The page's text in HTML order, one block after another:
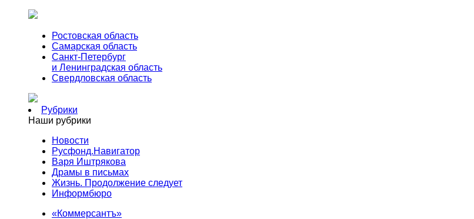
Ростовская область
Самарская область
Санкт-Петербург
и Ленинградская область
Свердловская область
Рубрики
Наши рубрики
Новости
Русфонд.Навигатор
Варя Иштрякова
Драмы в письмах
Жизнь. Продолжение следует
Информбюро
«Коммерсантъ»